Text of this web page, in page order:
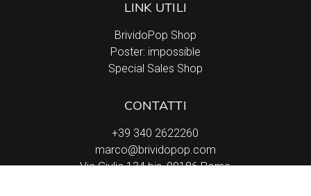
LINK UTILI
BrividoPop Shop
Poster: impossible
Special Sales Shop
CONTATTI
+39 340 2622260
marco@brividopop.com
Via Giulia 134 bis, 00186 Roma